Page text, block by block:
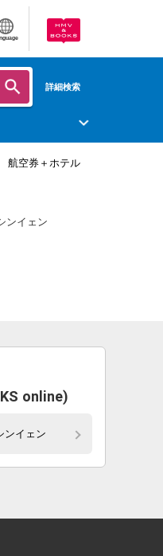
詳細検索
航空券＋ホテル
online)
ンイェン